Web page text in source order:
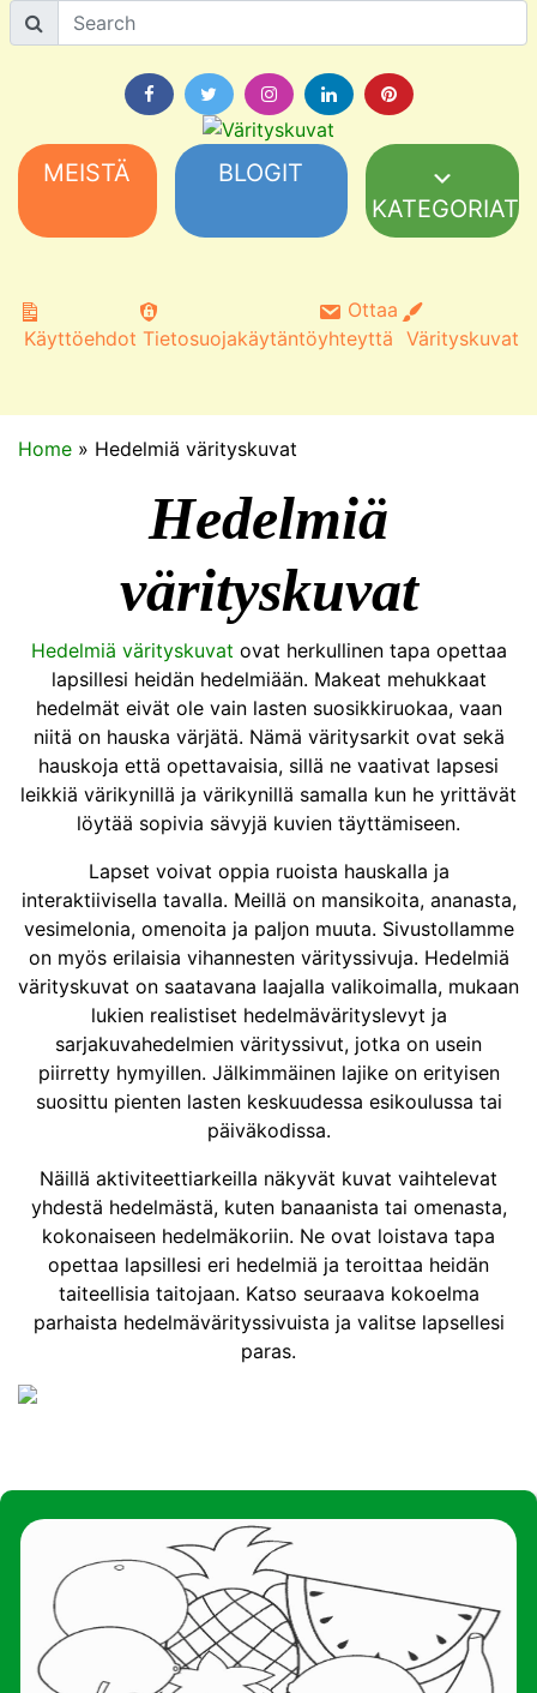
MEISTÄ
BLOGIT
KATEGORIAT
Käyttöehdot Tietosuojakäytäntö
Ottaa
yhteyttä Värityskuvat
Home » Hedelmiä värityskuvat
Hedelmiä
värityskuvat
Hedelmiä värityskuvat ovat herkullinen tapa opettaa
lapsillesi heidän hedelmiään. Makeat mehukkaat
hedelmät eivät ole vain lasten suosikkiruokaa, vaan
niitä on hauska värjätä. Nämä väritysarkit ovat sekä
hauskoja että opettavaisia, sillä ne vaativat lapsesi
leikkiä värikynillä ja värikynillä samalla kun he yrittävät
löytää sopivia sävyjä kuvien täyttämiseen.
Lapset voivat oppia ruoista hauskalla ja
interaktiivisella tavalla. Meillä on mansikoita, ananasta,
vesimelonia, omenoita ja paljon muuta. Sivustollamme
on myös erilaisia ​​vihannesten värityssivuja. Hedelmiä
värityskuvat on saatavana laajalla valikoimalla, mukaan
lukien realistiset hedelmävärityslevyt ja
sarjakuvahedelmien värityssivut, jotka on usein
piirretty hymyillen. Jälkimmäinen lajike on erityisen
suosittu pienten lasten keskuudessa esikoulussa tai
päiväkodissa.
Näillä aktiviteettiarkeilla näkyvät kuvat vaihtelevat
yhdestä hedelmästä, kuten banaanista tai omenasta,
kokonaiseen hedelmäkoriin. Ne ovat loistava tapa
opettaa lapsillesi eri hedelmiä ja teroittaa heidän
taiteellisia taitojaan. Katso seuraava kokoelma
parhaista hedelmävärityssivuista ja valitse lapsellesi
paras.